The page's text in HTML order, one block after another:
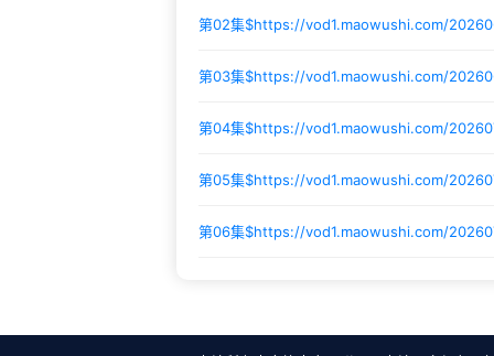
第02集$https://vod1.maowushi.com/
第03集$https://vod1.maowushi.com/
第04集$https://vod1.maowushi.com/
第05集$https://vod1.maowushi.com/
第06集$https://vod1.maowushi.com/